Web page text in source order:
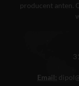
producent anten.
Email: